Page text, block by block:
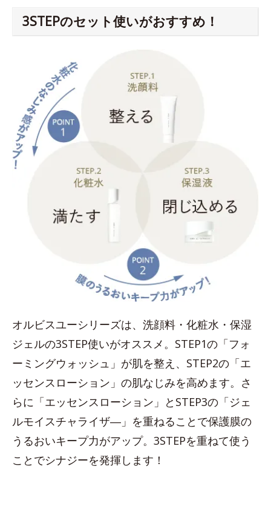
3STEPのセット使いがおすすめ！
オルビスユーシリーズは、洗顔料・化粧水・保湿
ジェルの3STEP使いがオススメ。STEP1の「フォ
ーミングウォッシュ」が肌を整え、STEP2の「エ
ッセンスローション」の肌なじみを高めます。さ
らに「エッセンスローション」とSTEP3の「ジェ
ルモイスチャライザ―」を重ねることで保護膜の
うるおいキープ力がアップ。3STEPを重ねて使う
ことでシナジーを発揮します！